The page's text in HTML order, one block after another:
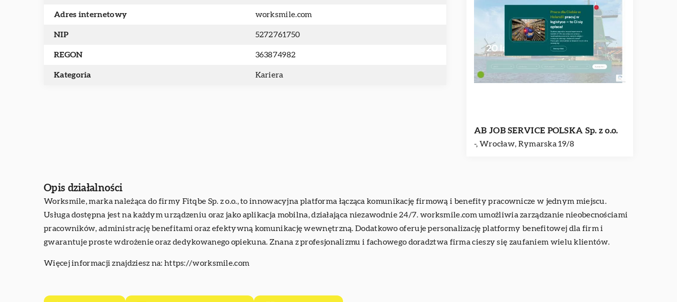
Adres internetowy worksmile.com
NIP 5272761750
REGON 363874982
Kategoria Kariera
AB JOB SERVICE POLSKA Sp. z o.o.
-, Wrocław, Rymarska 19/8
Opis działalności
Worksmile, marka należąca do firmy Fitqbe Sp. z o.o., to innowacyjna platforma łącząca komunikację firmową i benefity pracownicze w jednym miejscu.
Usługa dostępna jest na każdym urządzeniu oraz jako aplikacja mobilna, działająca niezawodnie 24/7. worksmile.com umożliwia zarządzanie nieobecnościami
pracowników, administrację benefitami oraz efektywną komunikację wewnętrzną. Dodatkowo oferuje personalizację platformy benefitowej dla firm i
gwarantuje proste wdrożenie oraz dedykowanego opiekuna. Znana z profesjonalizmu i fachowego doradztwa firma cieszy się zaufaniem wielu klientów.
Więcej informacji znajdziesz na: https://worksmile.com